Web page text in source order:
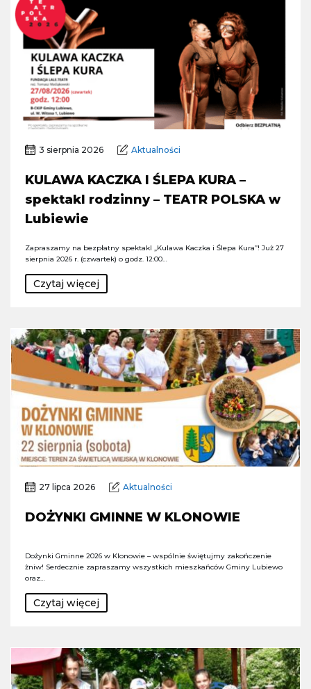
3 sierpnia 2026 Aktualności
KULAWA KACZKA I ŚLEPA KURA –
spektakl rodzinny – TEATR POLSKA w
Lubiewie
Zapraszamy na bezpłatny spektakl „Kulawa Kaczka i Ślepa Kura”! Już 27
sierpnia 2026 r. (czwartek) o godz. 12:00…
Czytaj więcej
27 lipca 2026 Aktualności
DOŻYNKI GMINNE W KLONOWIE
Dożynki Gminne 2026 w Klonowie – wspólnie świętujmy zakończenie
żniw! Serdecznie zapraszamy wszystkich mieszkańców Gminy Lubiewo
oraz…
Czytaj więcej